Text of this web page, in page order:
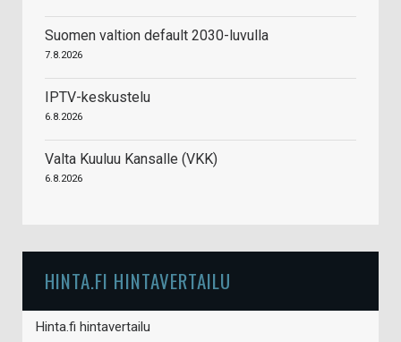
Suomen valtion default 2030-luvulla
7.8.2026
IPTV-keskustelu
6.8.2026
Valta Kuuluu Kansalle (VKK)
6.8.2026
HINTA.FI HINTAVERTAILU
Hinta.fi hintavertailu